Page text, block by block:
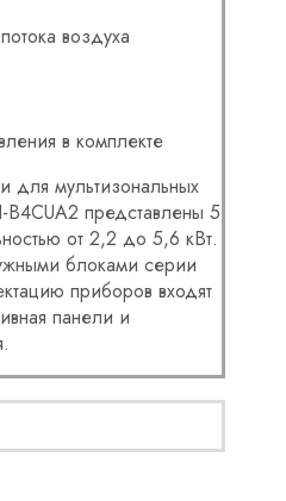
воздуха
в комплекте
для мультизональных
представлены 5
от 2,2 до 5,6 кВт.
блоками серии
приборов входят
панели и